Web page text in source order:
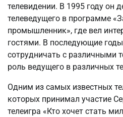
телевидении. В 1995 году он
телеведущего в программе
промышленник», где вел
гостями. В последующие
сотрудничать с различными
роль ведущего в различных
Одним из самых известных
которых принимал участие
телеигра «Кто хочет стать